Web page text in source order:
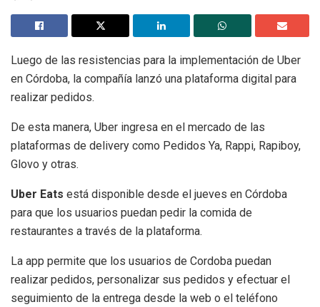
Luego de las resistencias para la implementación de Uber
en Córdoba, la compañía lanzó una plataforma digital para
realizar pedidos.
De esta manera, Uber ingresa en el mercado de las
plataformas de delivery como Pedidos Ya, Rappi, Rapiboy,
Glovo y otras.
Uber Eats está disponible desde el jueves en Córdoba
para que los usuarios puedan pedir la comida de
restaurantes a través de la plataforma.
La app permite que los usuarios de Cordoba puedan
realizar pedidos, personalizar sus pedidos y efectuar el
seguimiento de la entrega desde la web o el teléfono